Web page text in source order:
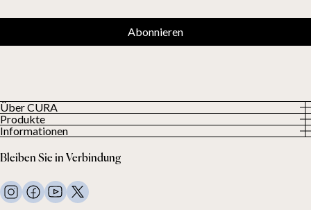
Über CURA
Über uns
Unsere Kunden
Produkte
Alle Produkte
Gewichtsdecken
Bettwäsche
Kissen und mehr
Informationen
Allgemeine Geschäftsbedingungen
FAQ
Kontaktiere uns
Bleiben Sie in Verbindung
Abonnieren